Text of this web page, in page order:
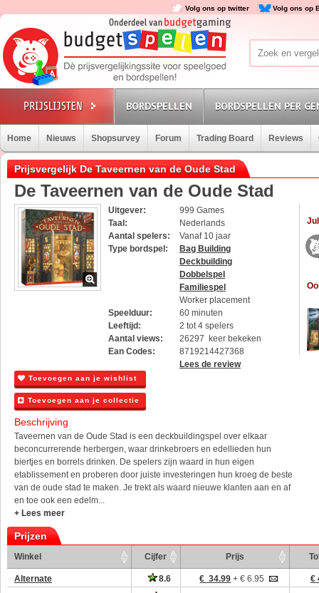
Volg ons op twitter Volg ons op
BORDSPELLEN BORDSPELLEN PER
Home Nieuws Shopsurvey Forum Trading Board Reviews
Prijsvergelijk De Taveernen van de Oude Stad
De Taveernen van de Oude Stad
Uitgever:
999 Games
Taal:
Nederlands
Aantal spelers:
Vanaf 10 jaar
Type bordspel:
Bag Building
Deckbuilding
Dobbelspel
Familiespel
Worker placement
Speelduur:
60 minuten
Leeftijd:
2 tot 4 spelers
Aantal views:
26297 keer bekeken
Ean Codes:
8719214427368
Lees de review
Toevoegen aan je wishlist
Toevoegen aan je collectie
Beschrijving
Taveernen van de Oude Stad is een deckbuildingspel over elkaar
beconcurrerende herbergen, waar drinkebroers en edellieden hun
biertjes en borrels drinken. De spelers zijn waard in hun eigen
etablissement en proberen door juiste investeringen hun kroeg de beste
van de oude stad te maken. Je trekt als waard nieuwe klanten aan en af
en toe ook een edelm...
+ Lees meer
Prijzen
Winkel Cijfer Prijs
Alternate 8.6 € 34.99 + € 6.95
€